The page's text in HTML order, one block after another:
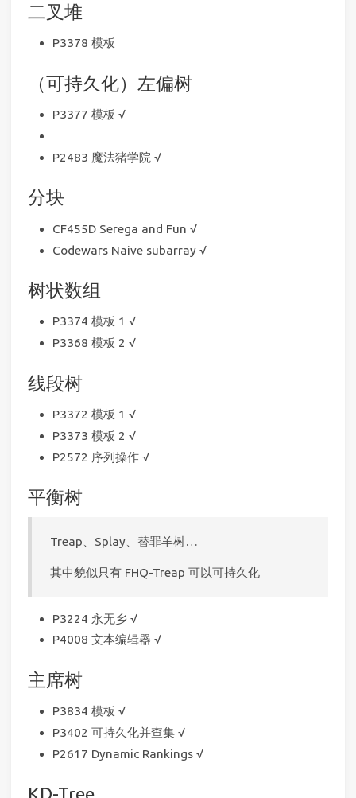
二叉堆
P3378 模板
（可持久化）左偏树
P3377 模板 √
P2483 魔法猪学院 √
分块
CF455D Serega and Fun √
Codewars Naive subarray √
树状数组
P3374 模板 1 √
P3368 模板 2 √
线段树
P3372 模板 1 √
P3373 模板 2 √
P2572 序列操作 √
平衡树
Treap、Splay、替罪羊树…
其中貌似只有 FHQ-Treap 可以可持久化
P3224 永无乡 √
P4008 文本编辑器 √
主席树
P3834 模板 √
P3402 可持久化并查集 √
P2617 Dynamic Rankings √
KD-Tree